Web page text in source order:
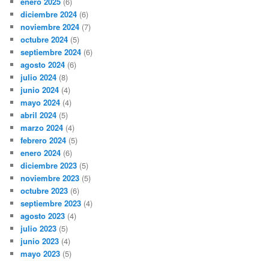
diciembre 2024 (6)
noviembre 2024 (7)
octubre 2024 (5)
septiembre 2024 (6)
agosto 2024 (6)
julio 2024 (8)
junio 2024 (4)
mayo 2024 (4)
abril 2024 (5)
marzo 2024 (4)
febrero 2024 (5)
enero 2024 (6)
diciembre 2023 (5)
noviembre 2023 (5)
octubre 2023 (6)
septiembre 2023 (4)
agosto 2023 (4)
julio 2023 (5)
junio 2023 (4)
mayo 2023 (5)